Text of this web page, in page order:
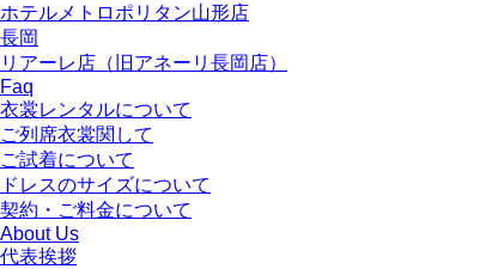
ホテルメトロポリタン山形店
長岡
リアーレ店（旧アネーリ長岡店）
Faq
衣裳レンタルについて
ご列席衣裳関して
ご試着について
ドレスのサイズについて
契約・ご料金について
About Us
代表挨拶